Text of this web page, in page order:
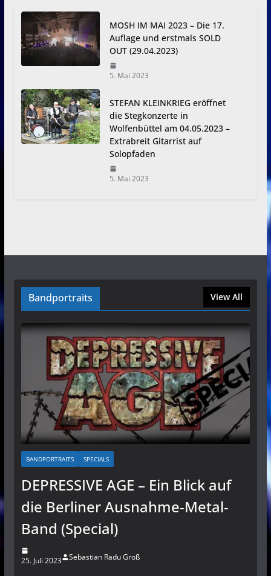
MOSH IM MAI 2023 – Die 17.
Auflage und erstmals SOLD
OUT (29.04.2023)
5. Mai 2023
STEFAN KLEINKRIEG eröffnet
die Stegkonzerte in
Wolfenbüttel am 04.05.2023 –
Extrabreit Gitarrist auf
Solopfaden
5. Mai 2023
Bandportraits View All
BANDPORTRAITS SPECIALS
DEPRESSIVE AGE – Ein Blick auf
die Berliner Ausnahme-Metal-
Band (Special)
25. Juli 2023 Sebastian Radu Groß